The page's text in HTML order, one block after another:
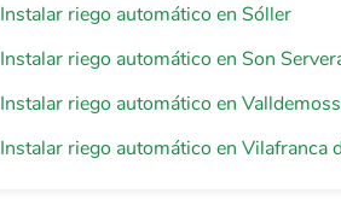
Instalar riego automático en Sóller
Instalar riego automático en Son
Instalar riego automático en
Instalar riego automático en Vilafranca